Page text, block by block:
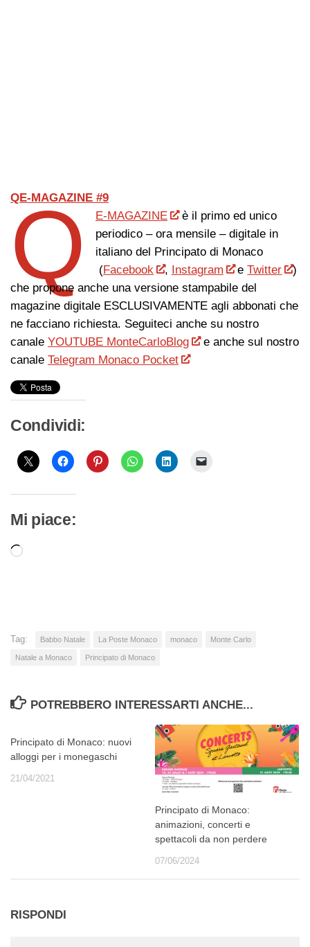
QE-MAGAZINE #9
Q E-MAGAZINE
è il primo ed unico
periodico – ora mensile – digitale in
italiano del Principato di Monaco
(Facebook , Instagram eTwitter
)
che propone anche una versione stampabile del
magazine digitale ESCLUSIVAMENTE agli abbonati che
ne facciano richiesta. Seguiteci anche su nostro
canale YOUTUBE MonteCarloBlog
e anche sul nostro
canale Telegram Monaco Pocket
Condividi:
Mi piace:
Caricamento
Tag: Babbo Natale La Poste Monaco monaco Monte Carlo
Natale a Monaco Principato di Monaco
POTREBBERO INTERESSARTI ANCHE...
Principato di Monaco: nuovi
alloggi per i monegaschi
21/04/2021
Principato di Monaco:
animazioni, concerti e
spettacoli da non perdere
07/06/2024
RISPONDI